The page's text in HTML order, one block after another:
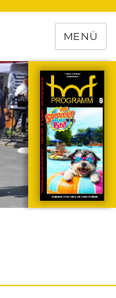
MENÜ